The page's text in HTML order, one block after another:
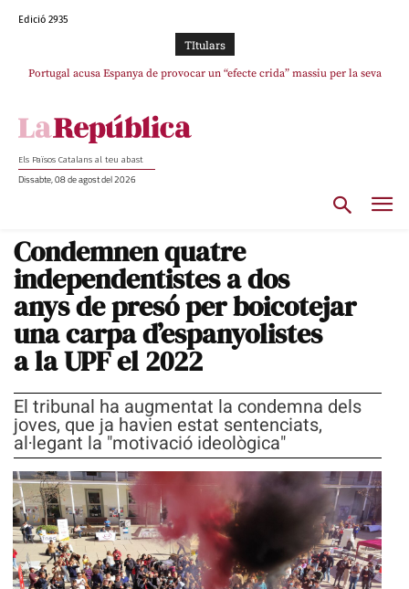
Edició 2935
TItulars
Portugal acusa Espanya de provocar un “efecte crida” massiu per la seva
El col·lapse de l’operació de Marc Puigtió a Girona: desbandada de
Els Països Catalans al teu abast
Dissabte, 08 de agost del 2026
Condemnen quatre
independentistes a dos
anys de presó per boicotejar
una carpa d’espanyolistes
a la UPF el 2022
El tribunal ha augmentat la condemna dels
joves, que ja havien estat sentenciats,
al·legant la "motivació ideològica"